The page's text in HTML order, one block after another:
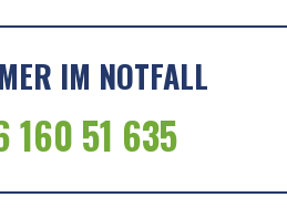
IM NOTFALL
51 635